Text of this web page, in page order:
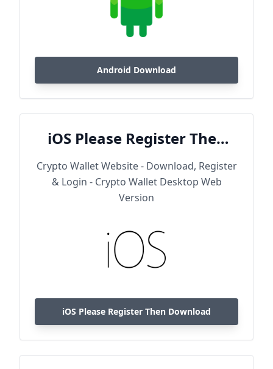
Android Download
iOS Please Register Then
Download
Crypto Wallet Website - Download, Register
& Login - Crypto Wallet Desktop Web
Version
iOS Please Register Then Download